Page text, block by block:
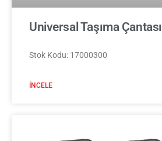
Universal Taşıma Çantası
Stok Kodu: 17000300
İNCELE